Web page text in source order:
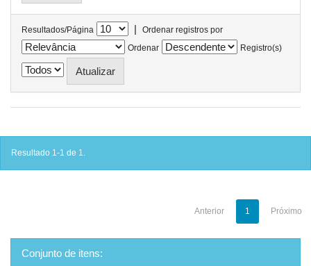
Resultados/Página |
Ordenar registros por
Ordenar
Registro(s)
Resultado 1-1 de 1.
Anterior 1 Próximo
Conjunto de itens: